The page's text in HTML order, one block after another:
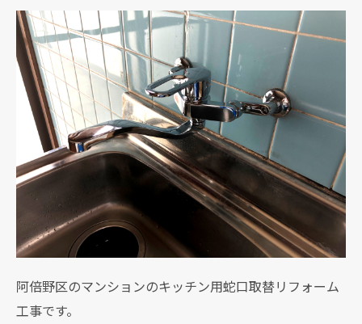
阿倍野区のマンションのキッチン用蛇口取替リフォーム
工事です。